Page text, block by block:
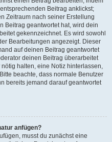
Beitrag anklickst;
Zeitraum nach seiner Erstellung
Beitrag geantwortet hat, wird dein
gekennzeichnet. Es wird sowohl
Bearbeitungen angezeigt. Dieser
auf deinen Beitrag geantwortet
deinen Beitrag überarbeitet
halten, eine Notiz hinterlassen,
beachte, dass normale Benutzer
bereits jemand darauf geantwortet
anfügen?
musst du zunächst eine